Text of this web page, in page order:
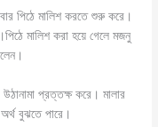
পিঠে মালিশ করতে শুরু করে।
মালিশ করা হয়ে গেলে মজনু
প্রত্তক্ষ করে। মালার
বুঝতে পারে।